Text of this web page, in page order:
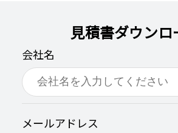
見積書ダウンロ
会社名
メールアドレス